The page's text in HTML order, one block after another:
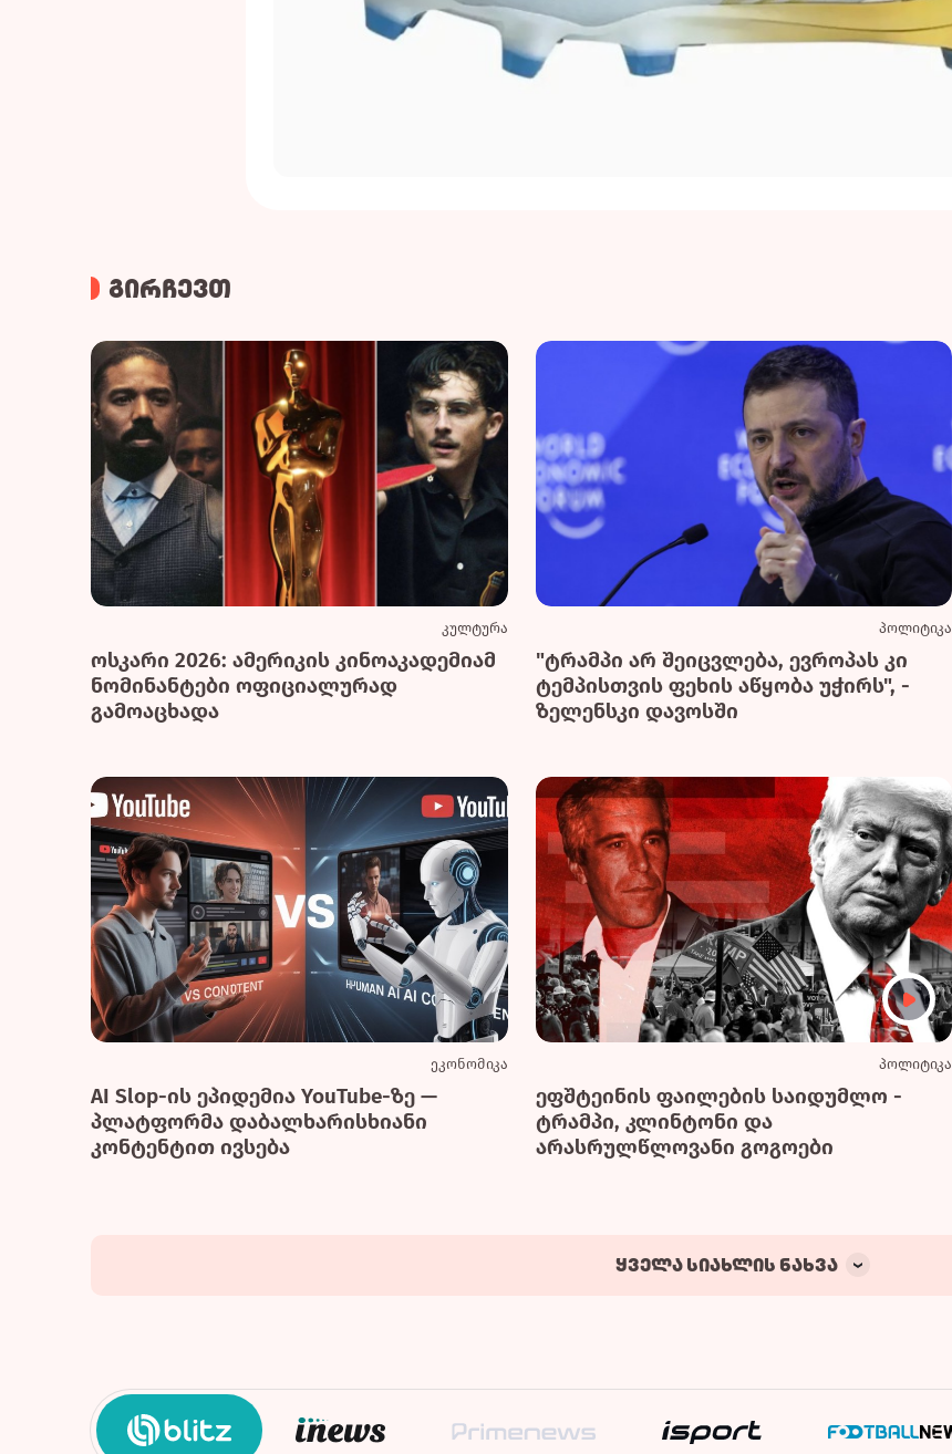
გირჩევთ
კულტურა
ოსკარი 2026: ამერიკის კინოაკადემიამ
ნომინანტები ოფიციალურად
გამოაცხადა
პოლიტიკა
"ტრამპი არ შეიცვლება, ევროპას კი
ტემპისთვის ფეხის აწყობა უჭირს", -
ზელენსკი დავოსში
ეკონომიკა
AI Slop-ის ეპიდემია YouTube-ზე —
პლატფორმა დაბალხარისხიანი
კონტენტით ივსება
პოლიტიკა
ეფშტეინის ფაილების საიდუმლო -
ტრამპი, კლინტონი და
არასრულწლოვანი გოგოები
ყველა სიახლის ნახვა